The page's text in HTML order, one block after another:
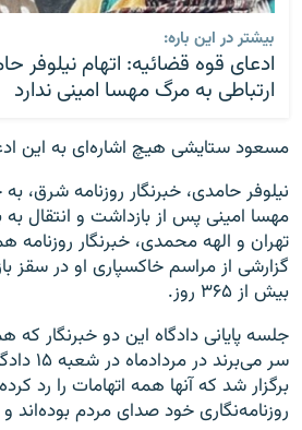
بیشتر در این باره:
ادعای قوه قضائیه: اتهام نیلوفر
ارتباطی به مرگ مهسا امینی ندارد
مسعود ستایشی هیچ اشاره‌ای به این
نیلوفر حامدی، خبرنگار روزنامه شرق،
مهسا امینی پس از بازداشت و انتقال
تهران و الهه محمدی، خبرنگار روزنامه
گزارشی از مراسم خاکسپاری او در سقز
بیش از ۳۶۵ روز.
جلسه پایانی دادگاه این دو خبرنگار که
سر
برگزار شد که آنها همه اتهامات را رد
روزنامه‌نگاری خود صدای مردم بوده‌اند